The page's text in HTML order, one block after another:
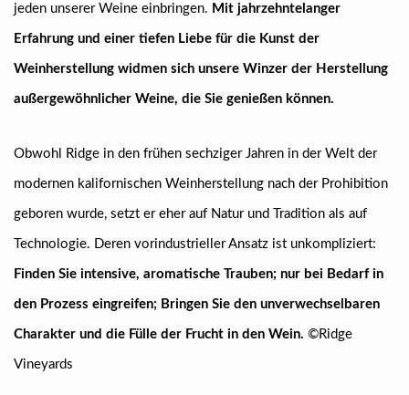
jeden unserer Weine einbringen. Mit jahrzehntelanger
Erfahrung und einer tiefen Liebe für die Kunst der
Weinherstellung widmen sich unsere Winzer der Herstellung
außergewöhnlicher Weine, die Sie genießen können.
Obwohl Ridge in den frühen sechziger Jahren in der Welt der
modernen kalifornischen Weinherstellung nach der Prohibition
geboren wurde, setzt er eher auf Natur und Tradition als auf
Technologie. Deren vorindustrieller Ansatz ist unkompliziert:
Finden Sie intensive, aromatische Trauben; nur bei Bedarf in
den Prozess eingreifen; Bringen Sie den unverwechselbaren
Charakter und die Fülle der Frucht in den Wein. ©Ridge
Vineyards